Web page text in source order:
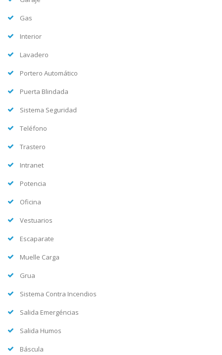
Gas
Interior
Lavadero
Portero Automático
Puerta Blindada
Sistema Seguridad
Teléfono
Trastero
Intranet
Potencia
Oficina
Vestuarios
Escaparate
Muelle Carga
Grua
Sistema Contra Incendios
Salida Emergéncias
Salida Humos
Báscula